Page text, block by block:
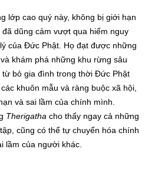
lớp cao quý này, không bị giới hạn
dũng cảm vượt qua hiểm nguy
của Đức Phật. Họ đạt được những
khám phá những khu rừng sâu
bỏ gia đình trong thời Đức Phật
khuôn mẫu và ràng buộc xã hội,
và sai lầm của chính mình.
Therigatha cho thấy ngay cả những
cũng có thể tự chuyển hóa chính
lầm của người khác.